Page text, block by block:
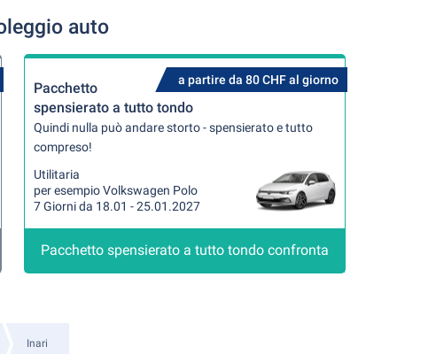
auto
a partire da 80 CHF al giorno
Pacchetto
spensierato a tutto tondo
Quindi nulla può andare storto - spensierato e tutto
compreso!
Utilitaria
per esempio Volkswagen Polo
7 Giorni da 18.01 - 25.01.2027
Pacchetto spensierato a tutto tondo confronta
Inari